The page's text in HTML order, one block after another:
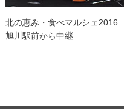
北の恵み・食べマルシェ2016
旭川駅前から中継